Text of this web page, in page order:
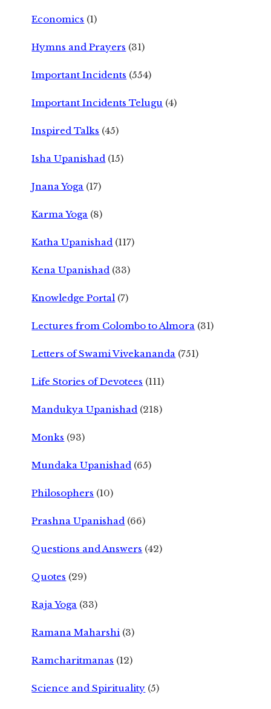
Economics (1)
Hymns and Prayers (31)
Important Incidents (554)
Important Incidents Telugu (4)
Inspired Talks (45)
Isha Upanishad (15)
Jnana Yoga (17)
Karma Yoga (8)
Katha Upanishad (117)
Kena Upanishad (33)
Knowledge Portal (7)
Lectures from Colombo to Almora (31)
Letters of Swami Vivekananda (751)
Life Stories of Devotees (111)
Mandukya Upanishad (218)
Monks (93)
Mundaka Upanishad (65)
Philosophers (10)
Prashna Upanishad (66)
Questions and Answers (42)
Quotes (29)
Raja Yoga (33)
Ramana Maharshi (3)
Ramcharitmanas (12)
Science and Spirituality (5)